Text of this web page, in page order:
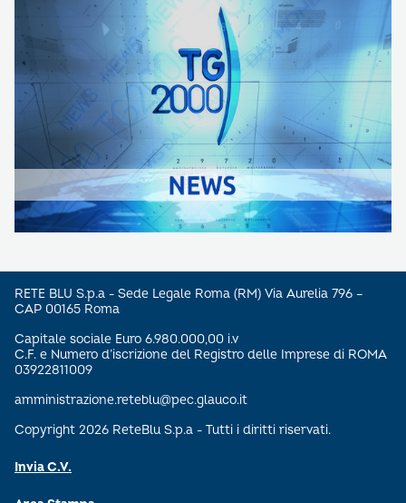
RETE BLU S.p.a - Sede Legale Roma (RM) Via Aurelia 796 –
CAP 00165 Roma
Capitale sociale Euro 6.980.000,00 i.v
C.F. e Numero d’iscrizione del Registro delle Imprese di ROMA
03922811009
amministrazione.reteblu@pec.glauco.it
Copyright 2026 ReteBlu S.p.a - Tutti i diritti riservati.
Invia C.V.